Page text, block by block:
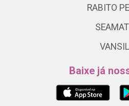
RABITO
VANSIL
Baixe já